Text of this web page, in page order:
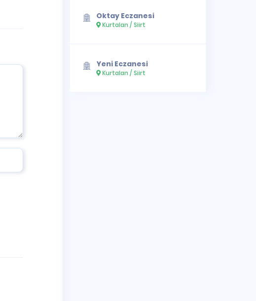
Oktay Eczanesi
Kurtalan / Siirt
Yeni Eczanesi
Kurtalan / Siirt